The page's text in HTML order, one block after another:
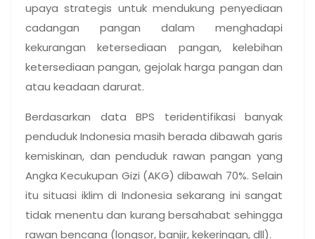
upaya strategis untuk mendukung penyediaan
cadangan pangan dalam menghadapi
kekurangan ketersediaan pangan, kelebihan
ketersediaan pangan, gejolak harga pangan dan
atau keadaan darurat.
Berdasarkan data BPS teridentifikasi banyak
penduduk Indonesia masih berada dibawah garis
kemiskinan, dan penduduk rawan pangan yang
Angka Kecukupan Gizi (AKG) dibawah 70%. Selain
itu situasi iklim di Indonesia sekarang ini sangat
tidak menentu dan kurang bersahabat sehingga
rawan bencana (longsor, banjir, kekeringan, dll).